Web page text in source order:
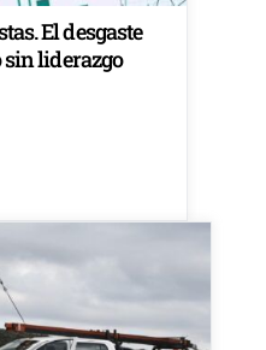
El desgaste
liderazgo